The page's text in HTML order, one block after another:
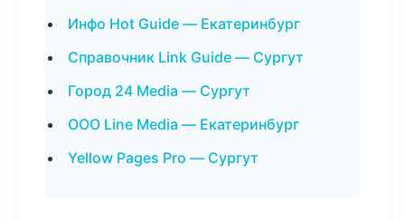
Инфо Hot Guide — Екатеринбург
Справочник Link Guide — Сургут
Город 24 Media — Сургут
ООО Line Media — Екатеринбург
Yellow Pages Pro — Сургут